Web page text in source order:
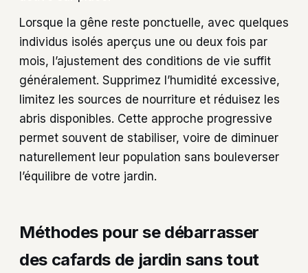
Lorsque la gêne reste ponctuelle, avec quelques
individus isolés aperçus une ou deux fois par
mois, l’ajustement des conditions de vie suffit
généralement. Supprimez l’humidité excessive,
limitez les sources de nourriture et réduisez les
abris disponibles. Cette approche progressive
permet souvent de stabiliser, voire de diminuer
naturellement leur population sans bouleverser
l’équilibre de votre jardin.
Méthodes pour se débarrasser
des cafards de jardin sans tout